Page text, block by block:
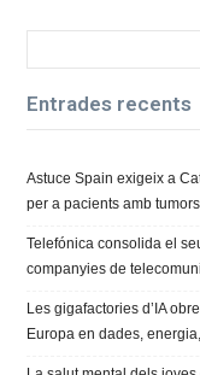
Entrades recents
Astuce Spain exigeix a
per a pacients amb
Telefónica consolida el
companyies de
Les gigafactories d’IA
Europa en dades,